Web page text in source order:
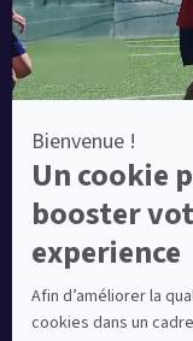
Equipementier
10 ans, Ekinsport